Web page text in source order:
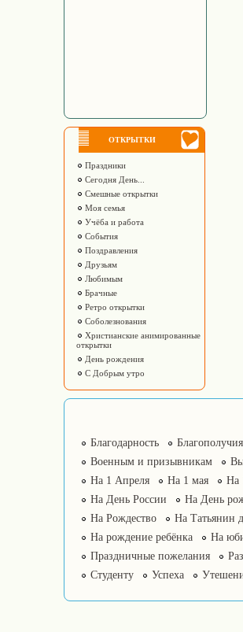
ОТКРЫТКИ
Праздники
Сегодня День...
Смешные открытки
Моя семья
Учёба и работа
События
Поздравления
Друзьям
Любимым
Брачные
Ретро открытки
Соболезнования
Христианские анимированные
открытки
День рождения
С Добрым утро
Благодарность Благополучия
Военным и призывникам
На 1 Апреля
На 1 мая На
На День России
На День
На Рождество
На Татьянин
На рождение ребёнка
На
Праздничные пожелания
Студенту
Успеха